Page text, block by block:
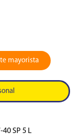
mayorista
40 SP 5 L